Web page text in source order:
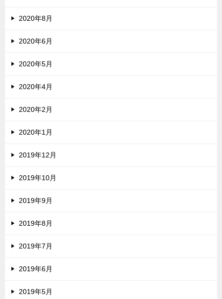
2020年8月
2020年6月
2020年5月
2020年4月
2020年2月
2020年1月
2019年12月
2019年10月
2019年9月
2019年8月
2019年7月
2019年6月
2019年5月